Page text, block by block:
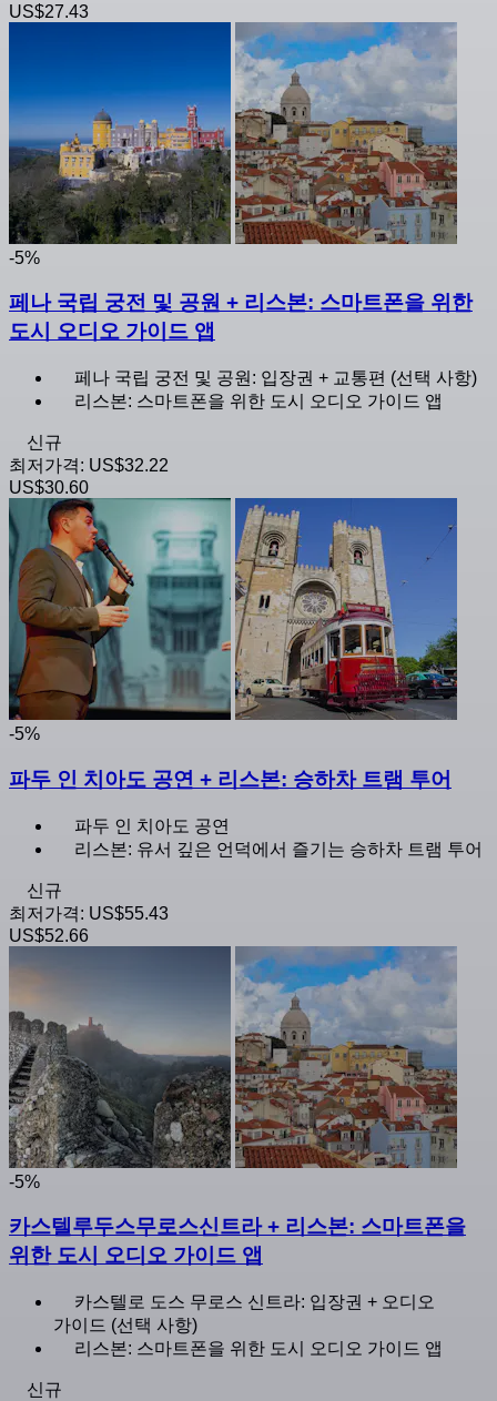
US$27.43
-5%
페나 국립 궁전 및 공원 + 리스본: 스마트폰을 위한
도시 오디오 가이드 앱
페나 국립 궁전 및 공원: 입장권 + 교통편 (선택 사항)
리스본: 스마트폰을 위한 도시 오디오 가이드 앱
신규
최저가격: US$32.22
US$30.60
-5%
파두 인 치아도 공연 + 리스본: 승하차 트램 투어
파두 인 치아도 공연
리스본: 유서 깊은 언덕에서 즐기는 승하차 트램 투어
신규
최저가격: US$55.43
US$52.66
-5%
카스텔루두스무로스신트라 + 리스본: 스마트폰을
위한 도시 오디오 가이드 앱
카스텔로 도스 무로스 신트라: 입장권 + 오디오
가이드 (선택 사항)
리스본: 스마트폰을 위한 도시 오디오 가이드 앱
신규